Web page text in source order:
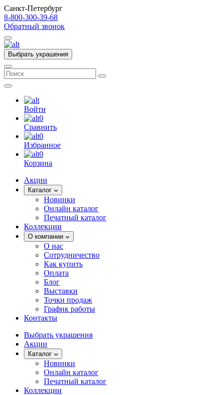
Санкт-Петербург
8-800-300-39-68
Обратный звонок
Выбрать украшения
Войти
0
Сравнить
0
Избранное
0
Корзина
Акции
Каталог
Новинки
Онлайн каталог
Печатный каталог
Коллекции
О компании
О нас
Сотрудничество
Как купить
Оплата
Блог
Выставки
Точки продаж
График работы
Контакты
Выбрать украшения
Акции
Каталог
Новинки
Онлайн каталог
Печатный каталог
Коллекции